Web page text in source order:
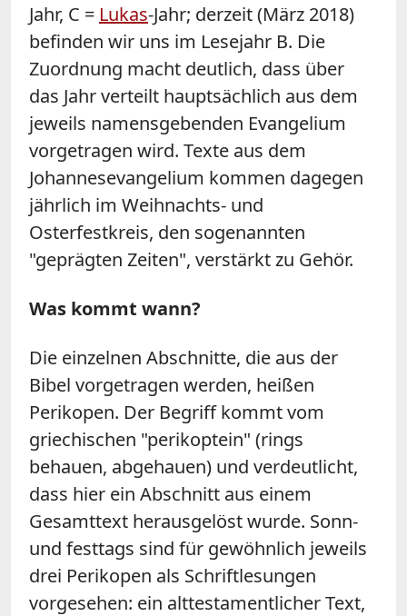
Jahr, C = Lukas-Jahr; derzeit (März 2018)
befinden wir uns im Lesejahr B. Die
Zuordnung macht deutlich, dass über
das Jahr verteilt hauptsächlich aus dem
jeweils namensgebenden Evangelium
vorgetragen wird. Texte aus dem
Johannesevangelium kommen dagegen
jährlich im Weihnachts- und
Osterfestkreis, den sogenannten
"geprägten Zeiten", verstärkt zu Gehör.
Was kommt wann?
Die einzelnen Abschnitte, die aus der
Bibel vorgetragen werden, heißen
Perikopen. Der Begriff kommt vom
griechischen "perikoptein" (rings
behauen, abgehauen) und verdeutlicht,
dass hier ein Abschnitt aus einem
Gesamttext herausgelöst wurde. Sonn-
und festtags sind für gewöhnlich jeweils
drei Perikopen als Schriftlesungen
vorgesehen: ein alttestamentlicher Text,